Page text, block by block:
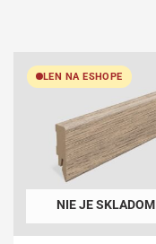
LEN NA ESHOPE
NIE JE SKLADOM